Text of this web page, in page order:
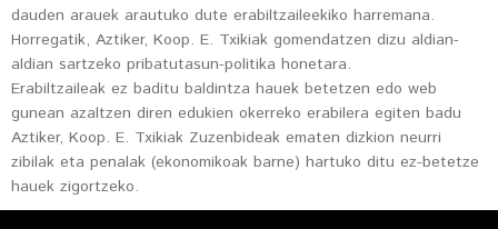
dauden arauek arautuko dute erabiltzaileekiko harremana.
Horregatik, Aztiker, Koop. E. Txikiak gomendatzen dizu aldian-
aldian sartzeko pribatutasun-politika honetara.
Erabiltzaileak ez baditu baldintza hauek betetzen edo web
gunean azaltzen diren edukien okerreko erabilera egiten badu
Aztiker, Koop. E. Txikiak Zuzenbideak ematen dizkion neurri
zibilak eta penalak (ekonomikoak barne) hartuko ditu ez-betetze
hauek zigortzeko.